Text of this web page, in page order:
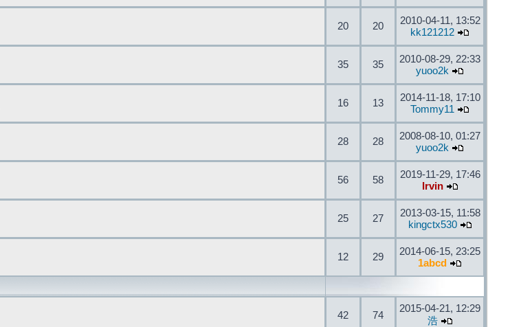
20 20
2010-04-11, 13:52
kk121212
35 35
2010-08-29, 22:33
yuoo2k
16 13
2014-11-18, 17:10
Tommy11
28 28
2008-08-10, 01:27
yuoo2k
56 58
2019-11-29, 17:46
Irvin
25 27
2013-03-15, 11:58
kingctx530
12 29
2014-06-15, 23:25
1abcd
42 74
2015-04-21, 12:29
浩